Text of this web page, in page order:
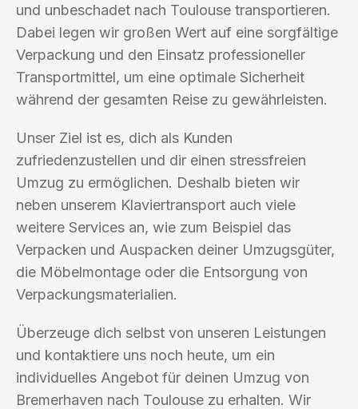
und unbeschadet nach Toulouse transportieren.
Dabei legen wir großen Wert auf eine sorgfältige
Verpackung und den Einsatz professioneller
Transportmittel, um eine optimale Sicherheit
während der gesamten Reise zu gewährleisten.
Unser Ziel ist es, dich als Kunden
zufriedenzustellen und dir einen stressfreien
Umzug zu ermöglichen. Deshalb bieten wir
neben unserem Klaviertransport auch viele
weitere Services an, wie zum Beispiel das
Verpacken und Auspacken deiner Umzugsgüter,
die Möbelmontage oder die Entsorgung von
Verpackungsmaterialien.
Überzeuge dich selbst von unseren Leistungen
und kontaktiere uns noch heute, um ein
individuelles Angebot für deinen Umzug von
Bremerhaven nach Toulouse zu erhalten. Wir